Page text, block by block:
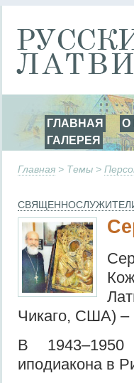
ГЛАВНАЯ О
ГАЛЕРЕЯ
Главная > Темы >
Чикаго, США) –
В 1943–1950
иподиакона в